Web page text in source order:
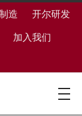
造 开尔研发
加入我们